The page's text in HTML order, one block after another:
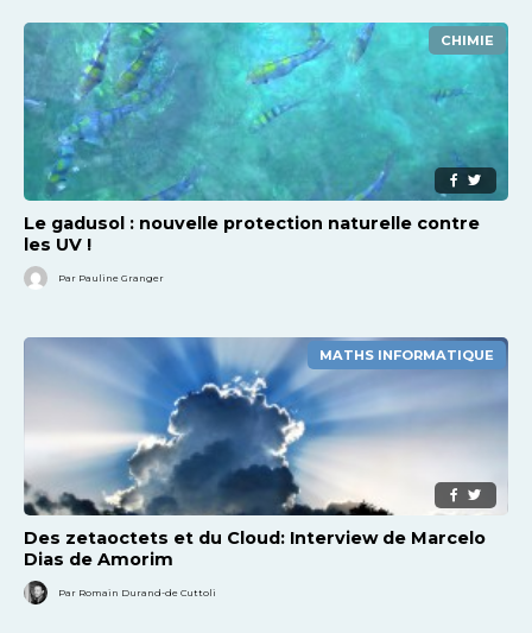
CHIMIE
Le gadusol : nouvelle protection naturelle contre
les UV !
Par Pauline Granger
MATHS INFORMATIQUE
Des zetaoctets et du Cloud: Interview de Marcelo
Dias de Amorim
Par Romain Durand-de Cuttoli